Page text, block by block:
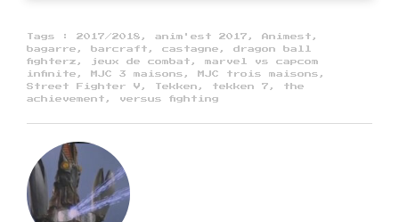
Tags : 2017/2018 , anim'est 2017 , Animest ,
bagarre , barcraft , castagne , dragon ball
fighterz , jeux de combat , marvel vs capcom
infinite , MJC 3 maisons , MJC trois maisons ,
Street Fighter V , Tekken , tekken 7 ,
the
achievement , versus fighting